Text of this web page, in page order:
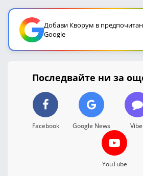
Добави Кворум в
Google
Последвайте ни за
Facebook Google News
YouTube